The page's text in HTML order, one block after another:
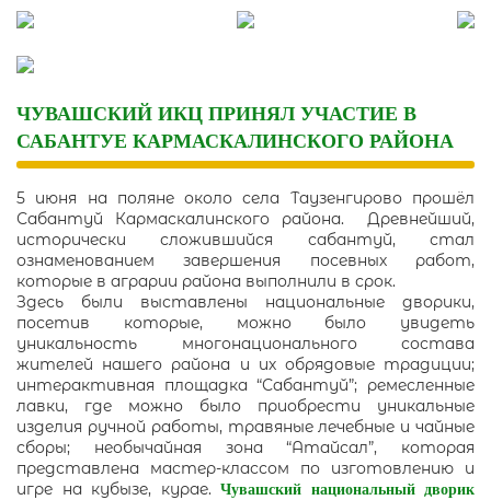
Skip
content
ЧУВАШСКИЙ ИКЦ ПРИНЯЛ УЧАСТИЕ В
САБАНТУЕ КАРМАСКАЛИНСКОГО РАЙОНА
5 июня на поляне около села Таузенгирово прошёл
Сабантуй Кармаскалинского района. Древнейший,
исторически сложившийся сабантуй, стал
ознаменованием завершения посевных работ,
которые в аграрии района выполнили в срок.
Здесь были выставлены национальные дворики,
посетив которые, можно было увидеть
уникальность многонационального состава
жителей нашего района и их обрядовые традиции;
интерактивная площадка “Сабантуй”; ремесленные
лавки, где можно было приобрести уникальные
изделия ручной работы, травяные лечебные и чайные
сборы; необычайная зона “Атайсал”, которая
представлена мастер-классом по изготовлению и
игре на кубызе, курае. Чувашский национальный дворик